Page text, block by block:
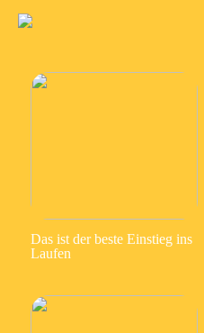
Das ist der beste Einstieg ins
Laufen